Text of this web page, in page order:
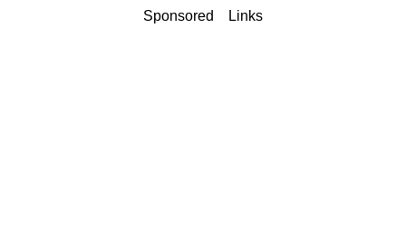
Sponsored Links